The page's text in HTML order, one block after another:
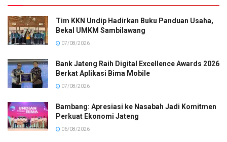
Tim KKN Undip Hadirkan Buku Panduan Usaha,
Bekal UMKM Sambilawang
07/08/2026
Bank Jateng Raih Digital Excellence Awards 2026
Berkat Aplikasi Bima Mobile
07/08/2026
Bambang: Apresiasi ke Nasabah Jadi Komitmen
Perkuat Ekonomi Jateng
06/08/2026